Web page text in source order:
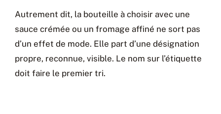
Autrement dit, la bouteille à choisir avec une
sauce crémée ou un fromage affiné ne sort pas
d’un effet de mode. Elle part d’une désignation
propre, reconnue, visible. Le nom sur l’étiquette
doit faire le premier tri.